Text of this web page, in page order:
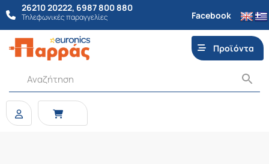
26210 20222, 6987 800 880
Τηλεφωνικές παραγγελίες Facebook
Προϊόντα